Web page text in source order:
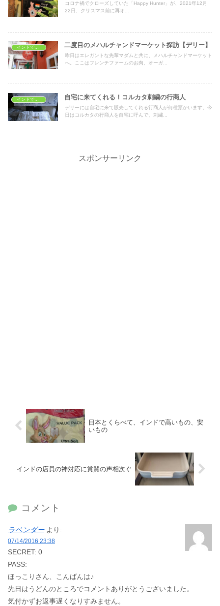
コロナ禍でクローズしていた「Happy Hunter」が、2021年12月
22日、クリスマス前に再オ...
インドでショッピング 二度目のメハルチャンドマーケット探訪【デリー】
昨日はエレガントな先輩マダムと共に、メハルチャンドマーケット
へ。ここはフレンチファームのお肉、オーガ...
自宅に来てくれる！コルカタ刺繍の行商人
デリーには自宅に来て販売してくれる行商人が何種類かいます。今
日はコルカタの行商人を自宅に呼んで、刺繍...
スポンサーリンク
日本とくらべて、インドで高いもの、安
いもの
インドの店員の神対応に賞賛の声相次ぐ
コメント
ラベンダー より:
07/14/2016 23:38
SECRET: 0
PASS:
ほっこりさん、こんばんは♪
先日はうどんのところでコメントありがとうございました。
気付かずお返事遅くなりすみません。